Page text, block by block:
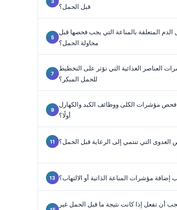
قبل الحمل؟
الدم المتعلقة بالمناعة التي يجب فحصها قبل
محاولة الحمل؟
العناصر الغذائية التي تؤثر على التخطيط
للحمل المبكر؟
فحص مؤشرات الكلى ووظائف الكبد والكهارل
أولًا؟
العدوى التي تنتمي إلى الرعاية قبل الحمل؟
إضافة مؤشرات المناعة الذاتية أو الالتهاب؟
أن تفعل إذا كانت نتيجة ما قبل الحمل غير